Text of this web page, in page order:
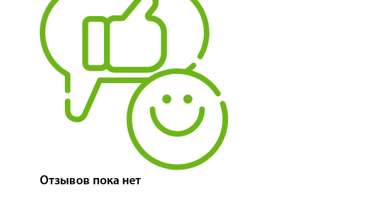
Отзывов пока нет